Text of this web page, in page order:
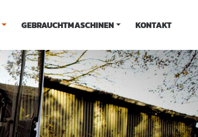
GEBRAUCHTMASCHINEN KONTAKT